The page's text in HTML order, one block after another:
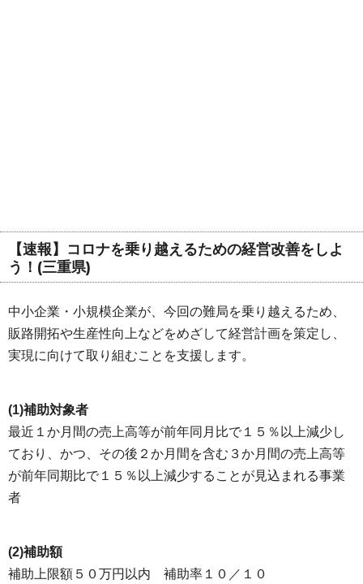
【速報】コロナを乗り越えるための経営改善をしよ
う！(三重県)
中小企業・小規模企業が、今回の難局を乗り越えるため、
販路開拓や生産性向上などをめざして経営計画を策定し、
実現に向けて取り組むことを支援します。
(1)補助対象者
最近１か月間の売上高等が前年同月比で１５％以上減少し
ており、かつ、その後２か月間を含む３か月間の売上高等
が前年同期比で１５％以上減少することが見込まれる事業
者
(2)補助額
補助上限額５０万円以内 補助率１０／１０